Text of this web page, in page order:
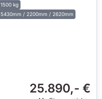
1500 kg
5430mm / 2200mm / 2620mm
25.890,- €